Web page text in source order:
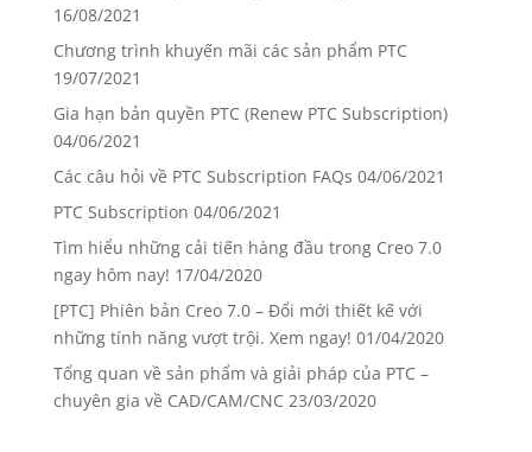
16/08/2021
Chương trình khuyến mãi các sản phẩm PTC
19/07/2021
Gia hạn bản quyền PTC (Renew PTC Subscription)
04/06/2021
Các câu hỏi về PTC Subscription FAQs 04/06/2021
PTC Subscription 04/06/2021
Tìm hiểu những cải tiến hàng đầu trong Creo 7.0
ngay hôm nay! 17/04/2020
[PTC] Phiên bản Creo 7.0 – Đổi mới thiết kế với
những tính năng vượt trội. Xem ngay! 01/04/2020
Tổng quan về sản phẩm và giải pháp của PTC –
chuyên gia về CAD/CAM/CNC 23/03/2020